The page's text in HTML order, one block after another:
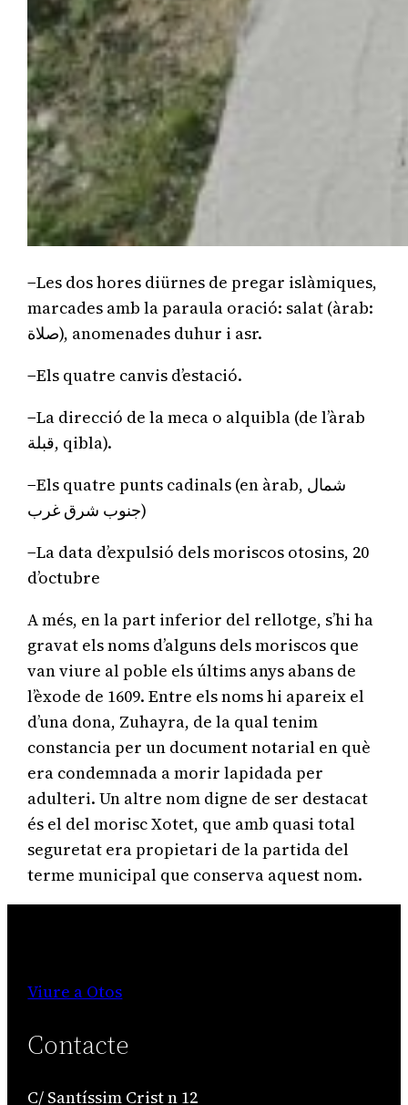
−Les dos hores diürnes de pregar islàmiques,
marcades amb la paraula oració: salat (àrab:
صلاة), anomenades duhur i asr.
−Els quatre canvis d’estació.
−La direcció de la meca o alquibla (de l’àrab
قبلة, qibla).
−Els quatre punts cadinals (en àrab, شمال
جنوب شرق غرب)
−La data d’expulsió dels moriscos otosins, 20
d’octubre
A més, en la part inferior del rellotge, s’hi ha
gravat els noms d’alguns dels moriscos que
van viure al poble els últims anys abans de
l’èxode de 1609. Entre els noms hi apareix el
d’una dona, Zuhayra, de la qual tenim
constancia per un document notarial en què
era condemnada a morir lapidada per
adulteri. Un altre nom digne de ser destacat
és el del morisc Xotet, que amb quasi total
seguretat era propietari de la partida del
terme municipal que conserva aquest nom.
Viure a Otos
Contacte
C/ Santíssim Crist n 12